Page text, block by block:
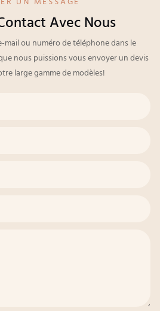
Avec Nous
mail ou numéro de téléphone dans le
nous puissions vous envoyer un devis
large gamme de modèles!